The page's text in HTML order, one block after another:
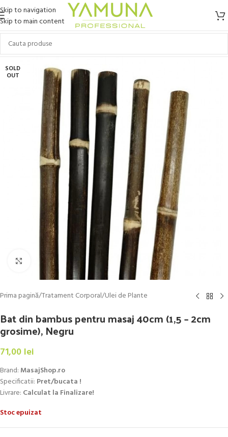
Skip to navigation
Skip to main content
SOLD
OUT
Click to enlarge
Prima pagină/Tratament Corporal/Ulei de Plante
Bat din bambus pentru masaj 40cm (1,5 – 2cm
grosime), Negru
71,00 lei
Brand: MasajShop.ro
Specificatii: Pret/bucata !
Livrare: Calculat la Finalizare!
Stoc epuizat